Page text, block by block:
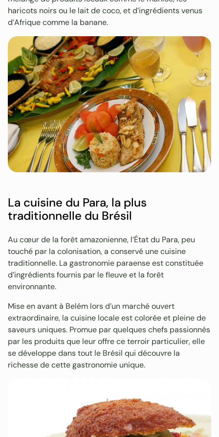
haricots noirs ou le lait de coco, et d’ingrédients venus
d’Afrique comme la banane.
La cuisine du Para, la plus
traditionnelle du Brésil
Au cœur de la forêt amazonienne, l’État du Para, peu
touché par la colonisation, a conservé une cuisine
traditionnelle. La gastronomie paraense est constituée
d’ingrédients fournis par le fleuve et la forêt
environnante.
Mise en avant à Belém lors d’un marché ouvert
extraordinaire, la cuisine locale est colorée et pleine de
saveurs uniques. Promue par quelques chefs passionnés
par les produits que leur offre ce terroir particulier, elle
se développe dans tout le Brésil qui découvre la
richesse de cette gastronomie unique.